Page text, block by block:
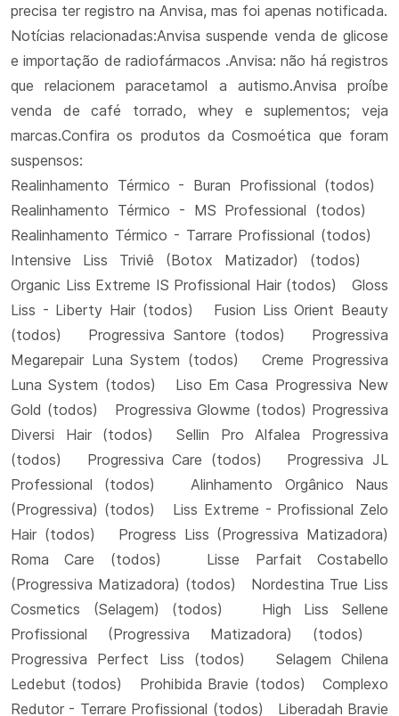
precisa ter registro na Anvisa, mas foi apenas notificada.
Notícias relacionadas:Anvisa suspende venda de glicose
e importação de radiofármacos .Anvisa: não há registros
que relacionem paracetamol a autismo.Anvisa proíbe
venda de café torrado, whey e suplementos; veja
marcas.Confira os produtos da Cosmoética que foram
suspensos:
Realinhamento Térmico - Buran Profissional (todos)
Realinhamento Térmico - MS Professional (todos)
Realinhamento Térmico - Tarrare Profissional (todos)
Intensive Liss Triviê (Botox Matizador) (todos)
Organic Liss Extreme IS Profissional Hair (todos) Gloss
Liss - Liberty Hair (todos) Fusion Liss Orient Beauty
(todos) Progressiva Santore (todos) Progressiva
Megarepair Luna System (todos) Creme Progressiva
Luna System (todos) Liso Em Casa Progressiva New
Gold (todos) Progressiva Glowme (todos) Progressiva
Diversi Hair (todos) Sellin Pro Alfalea Progressiva
(todos) Progressiva Care (todos) Progressiva JL
Professional (todos) Alinhamento Orgânico Naus
(Progressiva) (todos) Liss Extreme - Profissional Zelo
Hair (todos) Progress Liss (Progressiva Matizadora)
Roma Care (todos) Lisse Parfait Costabello
(Progressiva Matizadora) (todos) Nordestina True Liss
Cosmetics (Selagem) (todos) High Liss Sellene
Profissional (Progressiva Matizadora) (todos)
Progressiva Perfect Liss (todos) Selagem Chilena
Ledebut (todos) Prohibida Bravie (todos) Complexo
Redutor - Terrare Profissional (todos) Liberadah Bravie